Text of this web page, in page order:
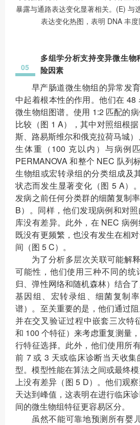
暴露与通路表达变化显著相关。(E) 与
表达变化热图，表明 DNA 丰度
05
多组学分析支持变异微生
险因素
早产肠道微生物组的异常发
中起着根本性的作用。他们在 48
微生物组图谱。使用 1:2 匹配的
比较（图 1 A），其中对照组根
斯、路易斯维尔和俄克拉荷马城
生体重（100 克以内）与病例
PERMANOVA 和整个 NEC 队列
生物组或宏转录组的分类组成及
状态而发生显著变化（图 5 A）
发病之前任何分类群的细菌复制
B）。同样，他们发现病例和对
库没有差异。此外，在 NEC 病
既没有更频繁，也没有发生在相
间（图 5 C）。
为了分析多层次关联可能解
可能性，他们使用三种不同的统
归、弹性网络和随机森林）结合
基因组、宏转录组、细菌复制
谱）。至关重要的是，他们通过
并在交叉验证过程中嵌套三次特
和 100 个特征）来考虑重复测量
行特征选择。此外，他们使用所
前 7 或 3 天或临床诊断当天收
型。模型性能在算法之间或最终
上没有差异（图 5 D）。他们观
天达到峰值，这表明在进行临床
间的微生物组特征更容易区分。
虽然不能可靠地预测所有婴